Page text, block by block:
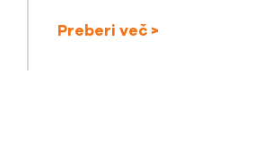
Preberi več >